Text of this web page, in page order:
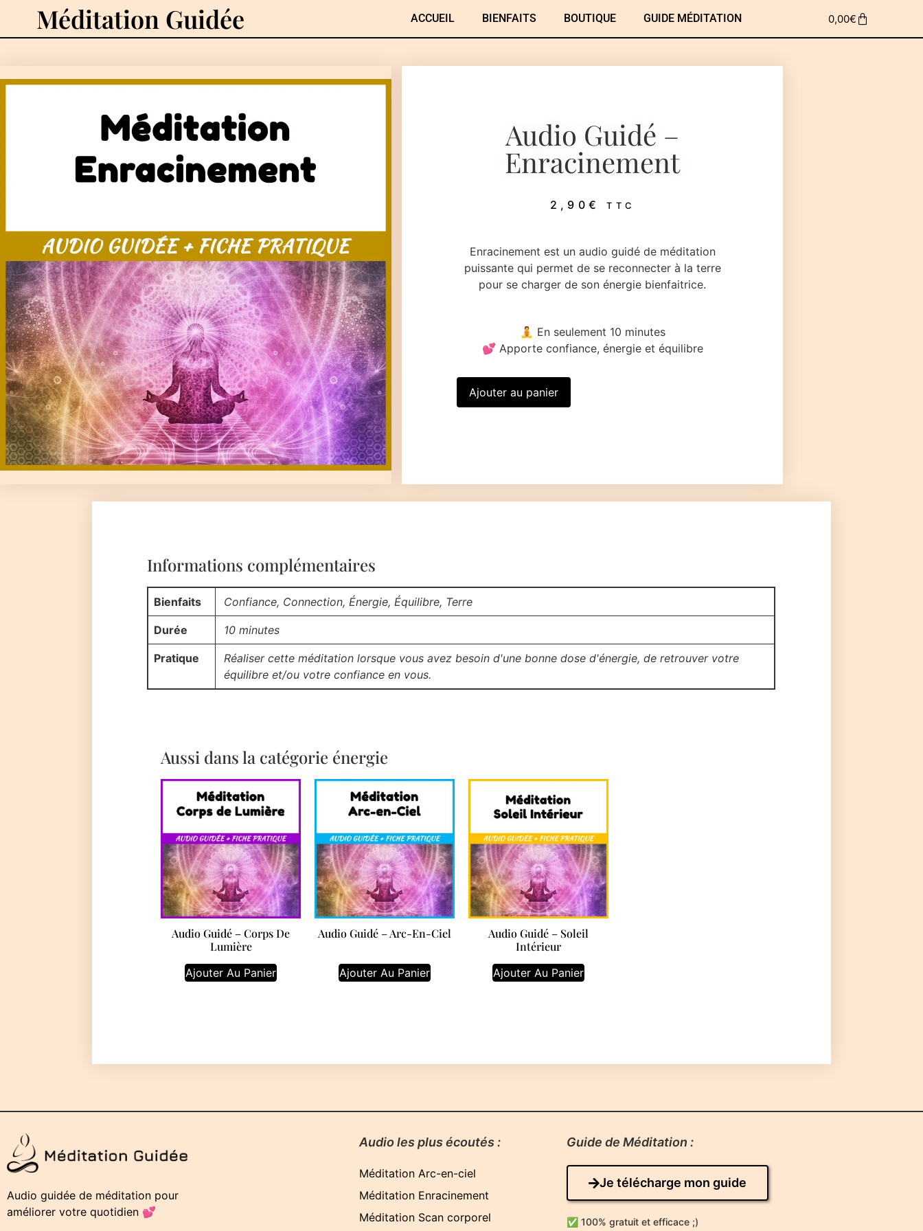
Méditation Guidée ACCUEIL BIENFAITS BOUTIQUE GUIDE MÉDITATION 0,00€
Audio Guidé –
Enracinement
2,90€ TTC
Enracinement est un audio guidé de méditation
puissante qui permet de se reconnecter à la terre
pour se charger de son énergie bienfaitrice.
🧘 En seulement 10 minutes
💕 Apporte confiance, énergie et équilibre
Ajouter au panier
Informations complémentaires
Bienfaits Confiance, Connection, Énergie, Équilibre, Terre
Durée 10 minutes
Pratique
Réaliser cette méditation lorsque vous avez besoin d'une bonne dose d'énergie, de retrouver votre
équilibre et/ou votre confiance en vous.
Aussi dans la catégorie énergie
Audio Guidé – Corps De
Lumière
Ajouter Au Panier
Audio Guidé – Arc-En-Ciel
Ajouter Au Panier
Audio Guidé – Soleil
Intérieur
Ajouter Au Panier
Audio guidée de méditation pour
améliorer votre quotidien 💕
Audio les plus écoutés :
Méditation Arc-en-ciel
Méditation Enracinement
Méditation Scan corporel
Guide de Méditation :
Je télécharge mon guide
✅ 100% gratuit et efficace ;)